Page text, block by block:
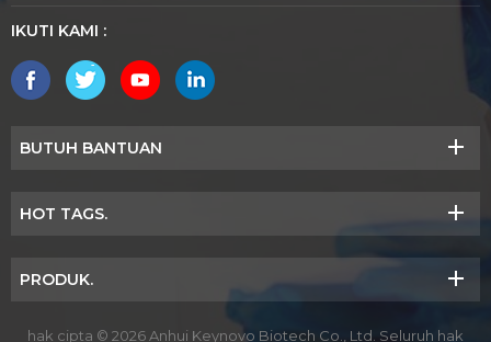
IKUTI KAMI :
BUTUH BANTUAN
HOT TAGS.
PRODUK.
hak cipta © 2026 Anhui Keynovo Biotech Co., Ltd. Seluruh hak